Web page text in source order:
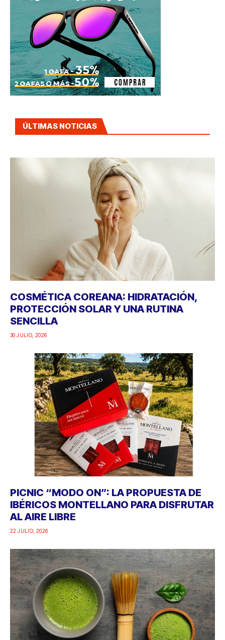
ÚLTIMAS NOTICIAS
COSMÉTICA COREANA: HIDRATACIÓN,
PROTECCIÓN SOLAR Y UNA RUTINA
SENCILLA
30 JULIO, 2026
PICNIC “MODO ON”: LA PROPUESTA DE
IBÉRICOS MONTELLANO PARA DISFRUTAR
AL AIRE LIBRE
22 JULIO, 2026